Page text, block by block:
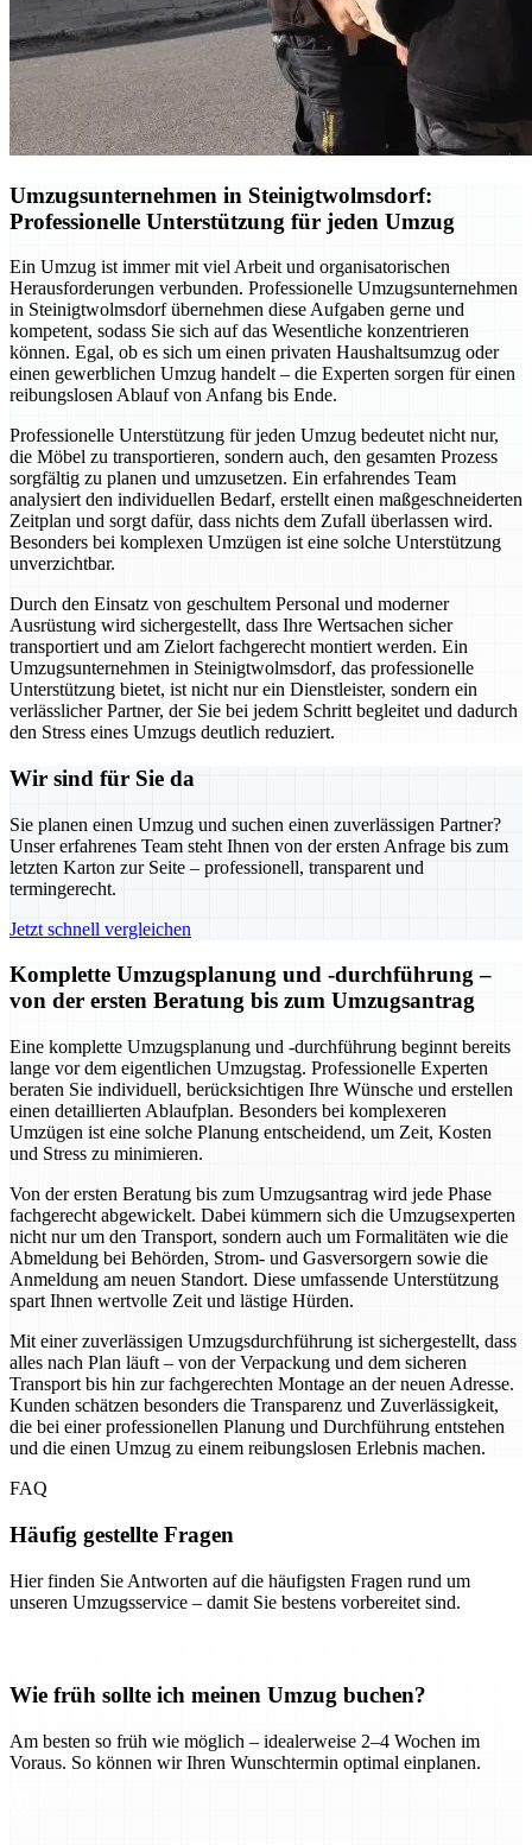
Umzugsunternehmen in Steinigtwolmsdorf:
Professionelle Unterstützung für jeden Umzug
Ein Umzug ist immer mit viel Arbeit und organisatorischen
Herausforderungen verbunden. Professionelle Umzugsunternehmen
in Steinigtwolmsdorf übernehmen diese Aufgaben gerne und
kompetent, sodass Sie sich auf das Wesentliche konzentrieren
können. Egal, ob es sich um einen privaten Haushaltsumzug oder
einen gewerblichen Umzug handelt – die Experten sorgen für einen
reibungslosen Ablauf von Anfang bis Ende.
Professionelle Unterstützung für jeden Umzug bedeutet nicht nur,
die Möbel zu transportieren, sondern auch, den gesamten Prozess
sorgfältig zu planen und umzusetzen. Ein erfahrendes Team
analysiert den individuellen Bedarf, erstellt einen maßgeschneiderten
Zeitplan und sorgt dafür, dass nichts dem Zufall überlassen wird.
Besonders bei komplexen Umzügen ist eine solche Unterstützung
unverzichtbar.
Durch den Einsatz von geschultem Personal und moderner
Ausrüstung wird sichergestellt, dass Ihre Wertsachen sicher
transportiert und am Zielort fachgerecht montiert werden. Ein
Umzugsunternehmen in Steinigtwolmsdorf, das professionelle
Unterstützung bietet, ist nicht nur ein Dienstleister, sondern ein
verlässlicher Partner, der Sie bei jedem Schritt begleitet und dadurch
den Stress eines Umzugs deutlich reduziert.
Wir sind für Sie da
Sie planen einen Umzug und suchen einen zuverlässigen Partner?
Unser erfahrenes Team steht Ihnen von der ersten Anfrage bis zum
letzten Karton zur Seite – professionell, transparent und
termingerecht.
Jetzt schnell vergleichen
Komplette Umzugsplanung und -durchführung –
von der ersten Beratung bis zum Umzugsantrag
Eine komplette Umzugsplanung und -durchführung beginnt bereits
lange vor dem eigentlichen Umzugstag. Professionelle Experten
beraten Sie individuell, berücksichtigen Ihre Wünsche und erstellen
einen detaillierten Ablaufplan. Besonders bei komplexeren
Umzügen ist eine solche Planung entscheidend, um Zeit, Kosten
und Stress zu minimieren.
Von der ersten Beratung bis zum Umzugsantrag wird jede Phase
fachgerecht abgewickelt. Dabei kümmern sich die Umzugsexperten
nicht nur um den Transport, sondern auch um Formalitäten wie die
Abmeldung bei Behörden, Strom- und Gasversorgern sowie die
Anmeldung am neuen Standort. Diese umfassende Unterstützung
spart Ihnen wertvolle Zeit und lästige Hürden.
Mit einer zuverlässigen Umzugsdurchführung ist sichergestellt, dass
alles nach Plan läuft – von der Verpackung und dem sicheren
Transport bis hin zur fachgerechten Montage an der neuen Adresse.
Kunden schätzen besonders die Transparenz und Zuverlässigkeit,
die bei einer professionellen Planung und Durchführung entstehen
und die einen Umzug zu einem reibungslosen Erlebnis machen.
FAQ
Häufig gestellte Fragen
Hier finden Sie Antworten auf die häufigsten Fragen rund um
unseren Umzugsservice – damit Sie bestens vorbereitet sind.
Wie früh sollte ich meinen Umzug buchen?
Am besten so früh wie möglich – idealerweise 2–4 Wochen im
Voraus. So können wir Ihren Wunschtermin optimal einplanen.